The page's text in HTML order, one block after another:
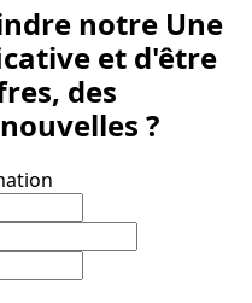
notre Une
et d'être
des
?